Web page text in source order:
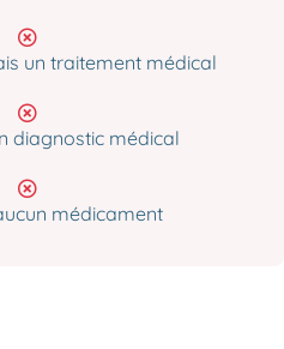
un traitement médical
diagnostic médical
médicament